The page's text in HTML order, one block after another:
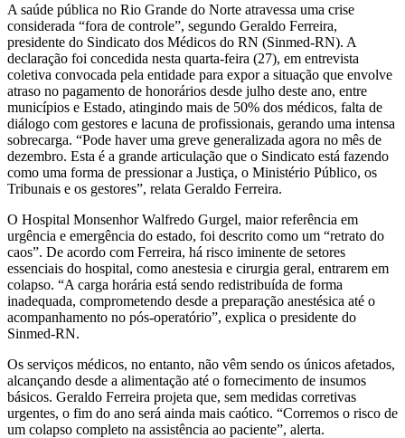
A saúde pública no Rio Grande do Norte atravessa uma crise
considerada “fora de controle”, segundo Geraldo Ferreira,
presidente do Sindicato dos Médicos do RN (Sinmed-RN). A
declaração foi concedida nesta quarta-feira (27), em entrevista
coletiva convocada pela entidade para expor a situação que envolve
atraso no pagamento de honorários desde julho deste ano, entre
municípios e Estado, atingindo mais de 50% dos médicos, falta de
diálogo com gestores e lacuna de profissionais, gerando uma intensa
sobrecarga. “Pode haver uma greve generalizada agora no mês de
dezembro. Esta é a grande articulação que o Sindicato está fazendo
como uma forma de pressionar a Justiça, o Ministério Público, os
Tribunais e os gestores”, relata Geraldo Ferreira.
O Hospital Monsenhor Walfredo Gurgel, maior referência em
urgência e emergência do estado, foi descrito como um “retrato do
caos”. De acordo com Ferreira, há risco iminente de setores
essenciais do hospital, como anestesia e cirurgia geral, entrarem em
colapso. “A carga horária está sendo redistribuída de forma
inadequada, comprometendo desde a preparação anestésica até o
acompanhamento no pós-operatório”, explica o presidente do
Sinmed-RN.
Os serviços médicos, no entanto, não vêm sendo os únicos afetados,
alcançando desde a alimentação até o fornecimento de insumos
básicos. Geraldo Ferreira projeta que, sem medidas corretivas
urgentes, o fim do ano será ainda mais caótico. “Corremos o risco de
um colapso completo na assistência ao paciente”, alerta.